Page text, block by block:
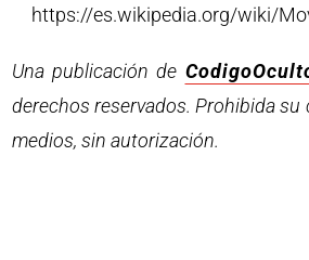
https://es.wikipedia.org/wiki/
Una publicación de
derechos reservados. Prohibida su
medios, sin autorización.